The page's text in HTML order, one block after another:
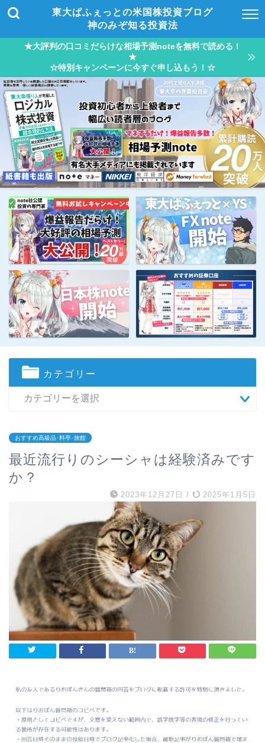
東大ぱふぇっとの米国株投資ブログ
神のみぞ知る投資法
★大評判の口コミだらけな相場予測noteを無料で読める！
★
☆特別キャンペーンに今すぐ申し込もう！☆
カテゴリー
おすすめ高級品･料亭･旅館
最近流行りのシーシャは経験済みです
か？
2023年12月27日 / 2025年1月5日